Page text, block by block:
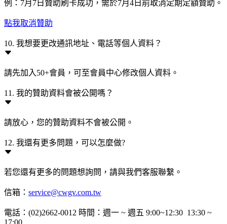
例：7月7日贊助刷卡成功，需於7月4日前取消定期定額贊助。
點我取消贊助
10. 我想要更改通訊地址、電話等個人資料？
請先加入50+會員，可至會員中心修改個人資料。
11. 我的贊助資料會被公開嗎？
請放心，您的贊助資料不會被公開。
12. 我還有更多問題，可以怎麼做?
若您還有更多的問題想詢問，請與我們客服聯繫。
信箱： service@cwgv.com.tw
電話：(02)2662-0012 時間：週一 ~ 週五 9:00~12:30 13:30 ~
17:00